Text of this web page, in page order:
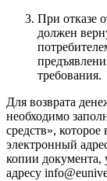
При отказе
должен
требования.
Для возврата
необходимо
средств»,
электронный
копии документа,
адресу info@